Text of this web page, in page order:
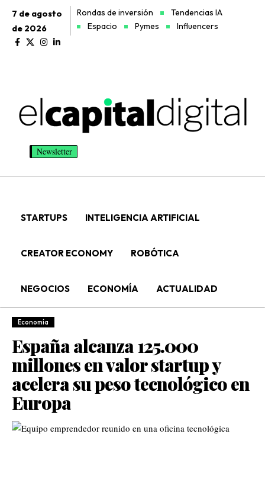
7 de agosto
de 2026
Rondas de inversión
Tendencias IA
Espacio
Pymes Influencers
Newsletter
STARTUPS INTELIGENCIA ARTIFICIAL
CREATOR ECONOMY ROBÓTICA
NEGOCIOS ECONOMÍA ACTUALIDAD
Economía
España alcanza 125.000
millones en valor startup y
acelera su peso tecnológico en
Europa